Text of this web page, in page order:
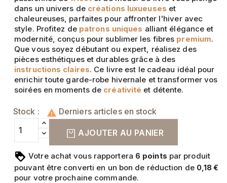
dans un univers de créations luxueuses et
chaleureuses, parfaites pour affronter l'hiver avec
style. Profitez de patrons uniques alliant élégance et
modernité, conçus pour sublimer les fibres premium.
Que vous soyez débutant ou expert, réalisez des
pièces esthétiques et durables grâce à des
instructions claires. Ce livre est le cadeau idéal pour
enrichir toute garde-robe hivernale et transformer vos
soirées en moments de créativité et détente.
Stock :  Derniers articles en stock
AJOUTER AU PANIER
Votre achat vous rapportera 6 points par produit
pouvant être converti en un bon de réduction de 0,18 €
pour votre prochaine commande.